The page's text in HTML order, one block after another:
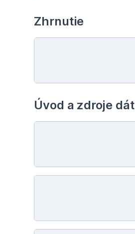
Zhrnutie
Úvod a zdroje dát